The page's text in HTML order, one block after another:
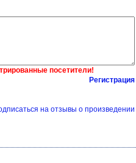
посетители!
Регистрация
на отзывы о произведении